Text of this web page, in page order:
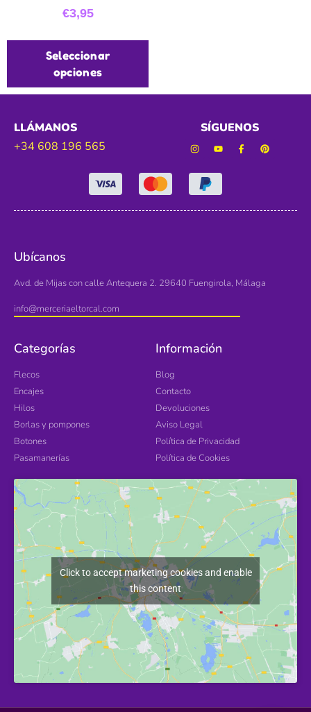
€3,95
Seleccionar
opciones
LLÁMANOS
+34 608 196 565
SÍGUENOS
Ubícanos
Avd. de Mijas con calle Antequera 2. 29640 Fuengirola, Málaga
info@merceriaeltorcal.com
Categorías
Flecos
Encajes
Hilos
Borlas y pompones
Botones
Pasamanerías
Información
Blog
Contacto
Devoluciones
Aviso Legal
Política de Privacidad
Política de Cookies
Click to accept marketing cookies and enable
this content